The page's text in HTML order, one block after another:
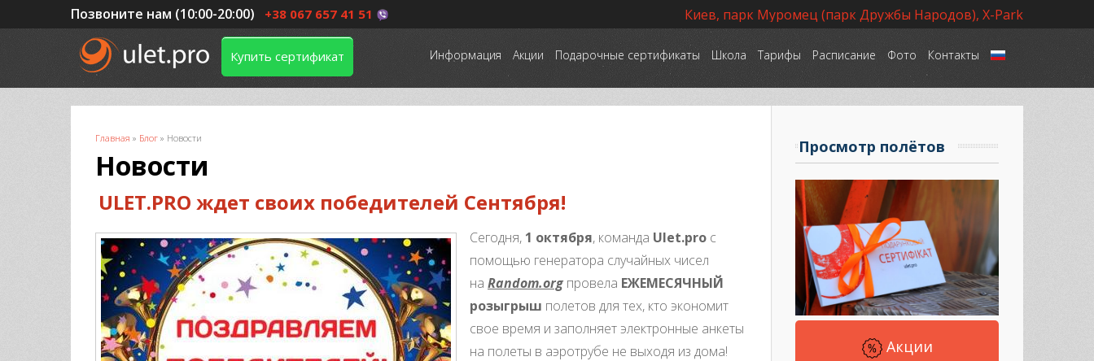
Позвоните нам (10:00-20:00) +38 067 657 41 51 Киев, парк Муромец (парк Дружбы Народов), X-Park
Купить сертификат Информация Акции Подарочные сертификаты Школа Тарифы Расписание Фото Контакты Язык
Вы здесь
Главная » Блог » Новости
Новости
ULET.PRO ждет своих победителей Сентября!
Сегодня, 1 октября, команда Ulet.pro с
помощью генератора случайных чисел
на Random.orgпровела ЕЖЕМЕСЯЧНЫЙ
розыгрыш полетов для тех, кто экономит
свое время и заполняет электронные анкеты
на полеты в аэротрубе не выходя из дома!
Просмотр полётов
Акции